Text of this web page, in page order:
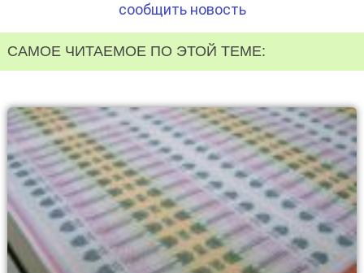
сообщить новость
САМОЕ ЧИТАЕМОЕ ПО ЭТОЙ ТЕМЕ: